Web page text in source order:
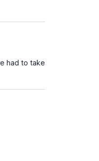
had to take